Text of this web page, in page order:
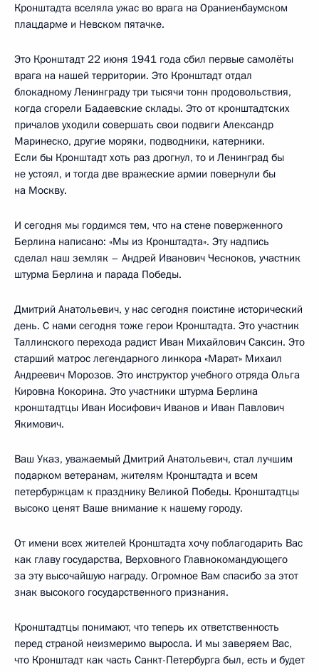
Кронштадта вселяла ужас во врага на Ораниенбаумском
плацдарме и Невском пятачке.
Это Кронштадт 22 июня 1941 года сбил первые самолёты
врага на нашей территории. Это Кронштадт отдал
блокадному Ленинграду три тысячи тонн продовольствия,
когда сгорели Бадаевские склады. Это от кронштадтских
причалов уходили совершать свои подвиги Александр
Маринеско, другие моряки, подводники, катерники.
Если бы Кронштадт хоть раз дрогнул, то и Ленинград бы
не устоял, и тогда две вражеские армии повернули бы
на Москву.
И сегодня мы гордимся тем, что на стене поверженного
Берлина написано: «Мы из Кронштадта». Эту надпись
сделал наш земляк – Андрей Иванович Чесноков, участник
штурма Берлина и парада Победы.
Дмитрий Анатольевич, у нас сегодня поистине исторический
день. С нами сегодня тоже герои Кронштадта. Это участник
Таллинского перехода радист Иван Михайлович Саксин. Это
старший матрос легендарного линкора «Марат» Михаил
Андреевич Морозов. Это инструктор учебного отряда Ольга
Кировна Кокорина. Это участники штурма Берлина
кронштадтцы Иван Иосифович Иванов и Иван Павлович
Якимович.
Ваш Указ, уважаемый Дмитрий Анатольевич, стал лучшим
подарком ветеранам, жителям Кронштадта и всем
петербуржцам к празднику Великой Победы. Кронштадтцы
высоко ценят Ваше внимание к нашему городу.
От имени всех жителей Кронштадта хочу поблагодарить Вас
как главу государства, Верховного Главнокомандующего
за эту высочайшую награду. Огромное Вам спасибо за этот
знак высокого государственного признания.
Кронштадтцы понимают, что теперь их ответственность
перед страной неизмеримо выросла. И мы заверяем Вас,
что Кронштадт как часть Санкт-Петербурга был, есть и будет